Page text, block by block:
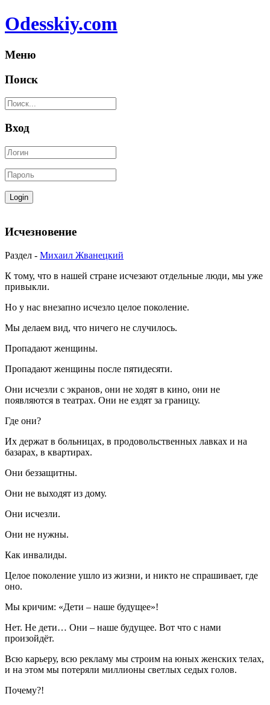
Odesskiy.com
Меню
Поиск
Вход
Исчезновение
Раздел - Михаил Жванецкий
К тому, что в нашей стране исчезают отдельные люди, мы уже
привыкли.
Но у нас внезапно исчезло целое поколение.
Мы делаем вид, что ничего не случилось.
Пропадают женщины.
Пропадают женщины после пятидесяти.
Они исчезли с экранов, они не ходят в кино, они не
появляются в театрах. Они не ездят за границу.
Где они?
Их держат в больницах, в продовольственных лавках и на
базарах, в квартирах.
Они беззащитны.
Они не выходят из дому.
Они исчезли.
Они не нужны.
Как инвалиды.
Целое поколение ушло из жизни, и никто не спрашивает, где
оно.
Мы кричим: «Дети – наше будущее»!
Нет. Не дети… Они – наше будущее. Вот что с нами
произойдёт.
Всю карьеру, всю рекламу мы строим на юных женских телах,
и на этом мы потеряли миллионы светлых седых голов.
Почему?!